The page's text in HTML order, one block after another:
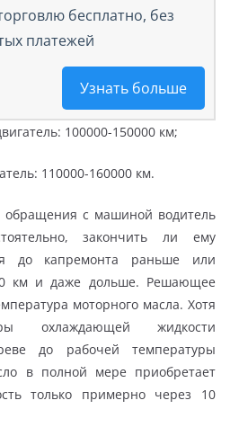
бесплатно, без
платежей
Узнать больше
100000-150000 км;
110000-160000 км.
обращения с машиной водитель
закончить ли ему
до капремонта раньше или
км и даже дольше. Решающее
моторного масла. Хотя
охлаждающей жидкости
до рабочей температуры
в полной мере приобретает
только примерно через 10